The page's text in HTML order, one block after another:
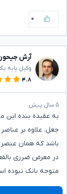
۰
آرش
وکیل پایه
۴.۸
۵ سال پیش
به عقیده بنده این
جعل، علاوه بر
باشد که همان عنصر
در معرض ضرری
متوجه بانک نبوده